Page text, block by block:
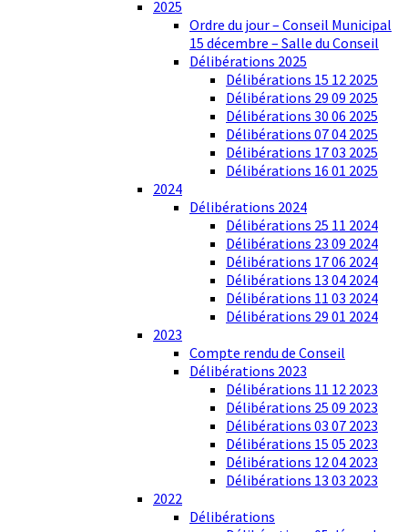
2025
Ordre du jour – Conseil Municipal
15 décembre – Salle du Conseil
Délibérations 2025
Délibérations 15 12 2025
Délibérations 29 09 2025
Délibérations 30 06 2025
Délibérations 07 04 2025
Délibérations 17 03 2025
Délibérations 16 01 2025
2024
Délibérations 2024
Délibérations 25 11 2024
Délibérations 23 09 2024
Délibérations 17 06 2024
Délibérations 13 04 2024
Délibérations 11 03 2024
Délibérations 29 01 2024
2023
Compte rendu de Conseil
Délibérations 2023
Délibérations 11 12 2023
Délibérations 25 09 2023
Délibérations 03 07 2023
Délibérations 15 05 2023
Délibérations 12 04 2023
Délibérations 13 03 2023
2022
Délibérations